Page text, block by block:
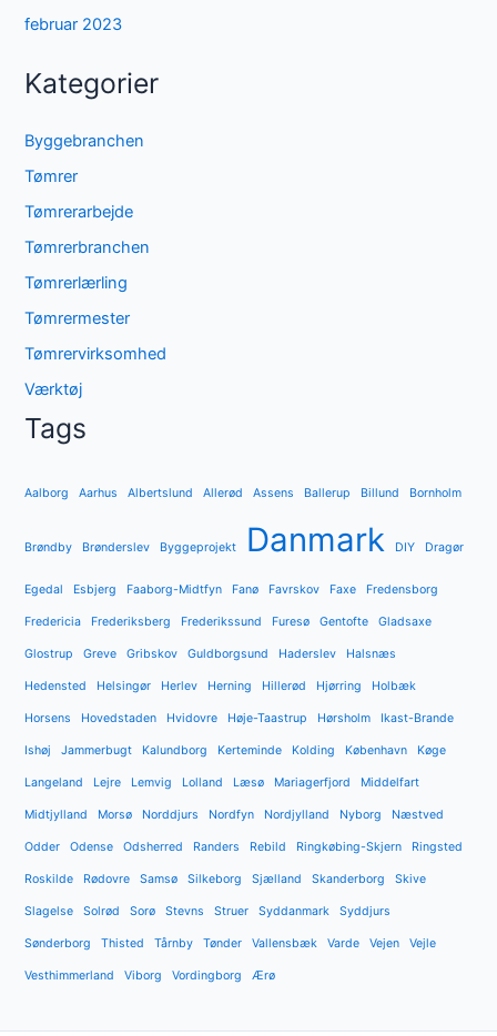
februar 2023
Kategorier
Byggebranchen
Tømrer
Tømrerarbejde
Tømrerbranchen
Tømrerlærling
Tømrermester
Tømrervirksomhed
Værktøj
Tags
Aalborg Aarhus Albertslund Allerød Assens Ballerup Billund Bornholm
Brøndby Brønderslev Byggeprojekt Danmark DIY Dragør
Egedal Esbjerg Faaborg-Midtfyn Fanø Favrskov Faxe Fredensborg
Fredericia Frederiksberg Frederikssund Furesø Gentofte Gladsaxe
Glostrup Greve Gribskov Guldborgsund Haderslev Halsnæs
Hedensted Helsingør Herlev Herning Hillerød Hjørring Holbæk
Horsens Hovedstaden Hvidovre Høje-Taastrup Hørsholm Ikast-Brande
Ishøj Jammerbugt Kalundborg Kerteminde Kolding København Køge
Langeland Lejre Lemvig Lolland Læsø Mariagerfjord Middelfart
Midtjylland Morsø Norddjurs Nordfyn Nordjylland Nyborg Næstved
Odder Odense Odsherred Randers Rebild Ringkøbing-Skjern Ringsted
Roskilde Rødovre Samsø Silkeborg Sjælland Skanderborg Skive
Slagelse Solrød Sorø Stevns Struer Syddanmark Syddjurs
Sønderborg Thisted Tårnby Tønder Vallensbæk Varde Vejen Vejle
Vesthimmerland Viborg Vordingborg Ærø